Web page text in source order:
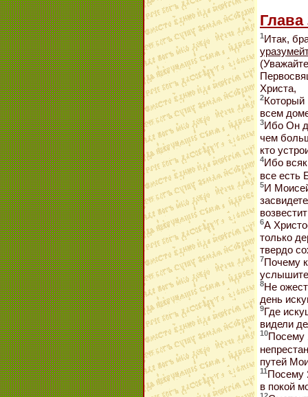
Глава
1Итак,
Христа,
2Который
всем
3Ибо Он
чем
кто
4Ибо
все есть
5И
6А
только
твердо
7Почему
услышите
8Не
день
9Где
видели
10Посему
путей
11Посему
в покой